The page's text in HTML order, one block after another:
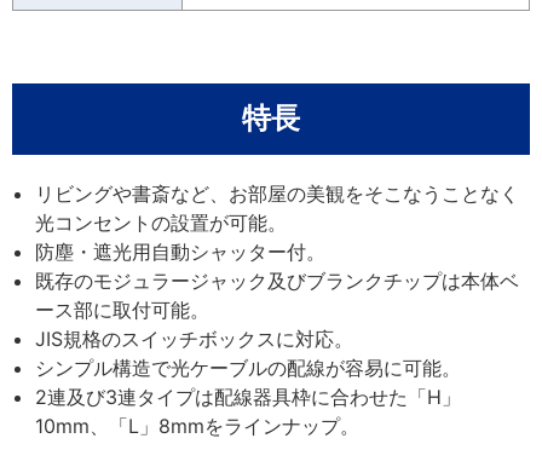
特長
リビングや書斎など、お部屋の美観をそこなうことなく
光コンセントの設置が可能。
防塵・遮光用自動シャッター付。
既存のモジュラージャック及びブランクチップは本体ベ
ース部に取付可能。
JIS規格のスイッチボックスに対応。
シンプル構造で光ケーブルの配線が容易に可能。
2連及び3連タイプは配線器具枠に合わせた「H」
10mm、「L」8mmをラインナップ。